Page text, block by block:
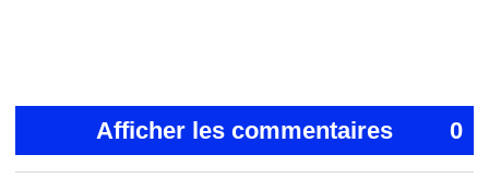
Afficher les commentaires 0